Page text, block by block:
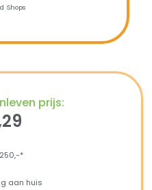
Shops
prijs:
*
aan huis